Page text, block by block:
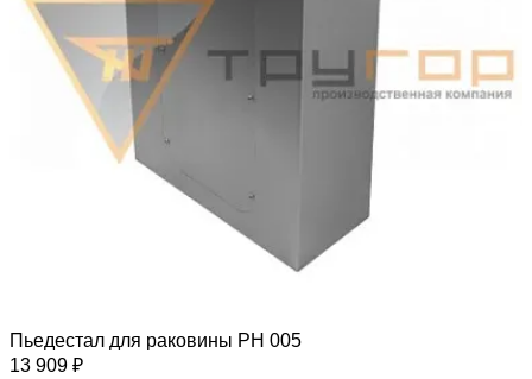
Пьедестал для раковины РН 005
13 909 ₽